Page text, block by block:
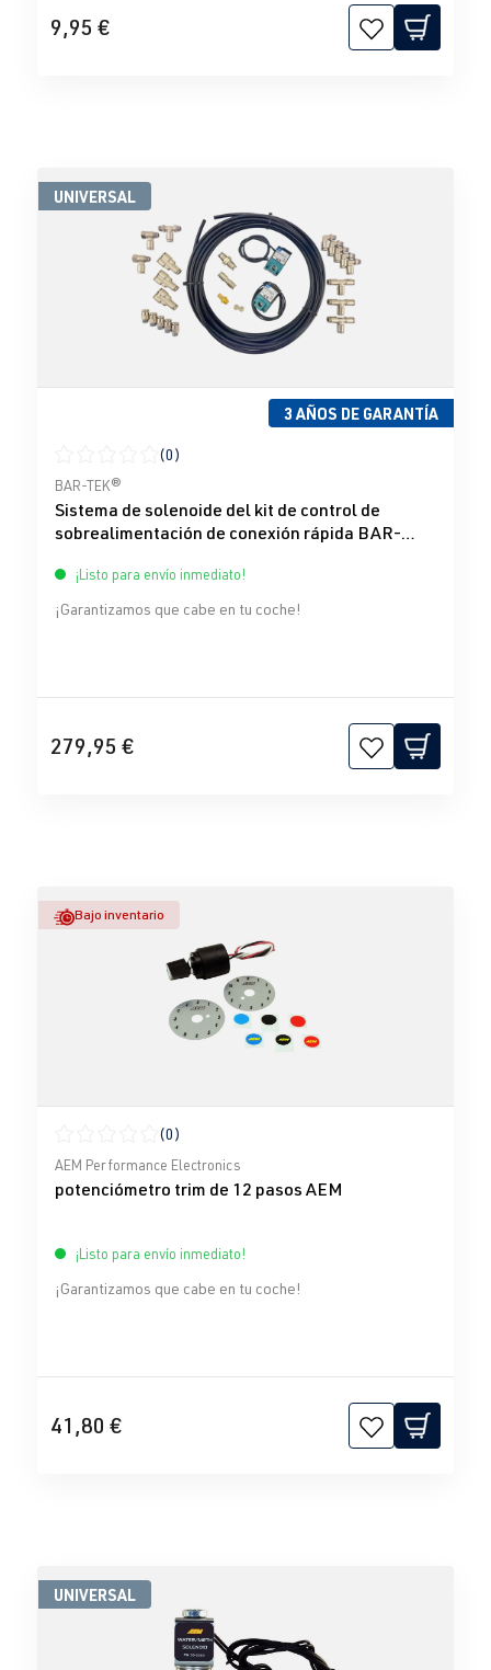
9,95 €
UNIVERSAL
3 AÑOS DE GARANTÍA
Calificación promedio de 0 de 5 estrellas
(0)
BAR-TEK®
Sistema de solenoide del kit de control de
sobrealimentación de conexión rápida BAR-
¡Listo para envío inmediato!
¡Garantizamos que cabe en tu coche!
279,95 €
Bajo inventario
Calificación promedio de 0 de 5 estrellas
(0)
AEM Performance Electronics
potenciómetro trim de 12 pasos AEM
¡Listo para envío inmediato!
¡Garantizamos que cabe en tu coche!
41,80 €
UNIVERSAL